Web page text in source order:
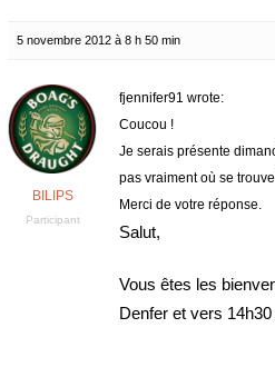
5 novembre 2012 à 8 h 50 min
BILIPS
Participant
fjennifer91 wrote:
Coucou !
Je serais présente
pas vraiment où se
Merci de votre réponse.
Salut,
Vous êtes les
Denfer et vers